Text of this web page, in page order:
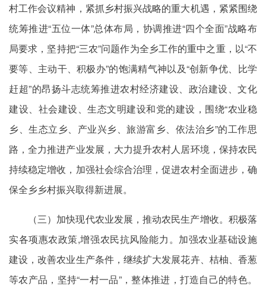
村工作会议精神，紧抓乡村振兴战略的重大机遇，紧紧围绕
统筹推进“五位一体”总体布局，协调推进“四个全面”战略布
局要求，坚持把“三农”问题作为全乡工作的重中之重，以“不
要等、主动干、积极办”的饱满精气神以及“创新争优、比学
赶超”的昂扬斗志统筹推进农村经济建设、政治建设、文化
建设、社会建设、生态文明建设和党的建设，围绕“农业稳
乡、生态立乡、产业兴乡、旅游富乡、依法治乡”的工作思
路，全力推进产业发展，大力提升农村人居环境，保持农民
持续稳定增收，加强社会综合治理，促进农村全面进步，确
保全乡乡村振兴取得新进展。
（三）加快现代农业发展，推动农民生产增收。积极落
实各项惠农政策,增强农民抗风险能力。加强农业基础设施
建设，改善农业生产条件，继续扩大发展花卉、桔柚、香葱
等农产品，坚持“一村一品”，整体推进，打造自己的特色。